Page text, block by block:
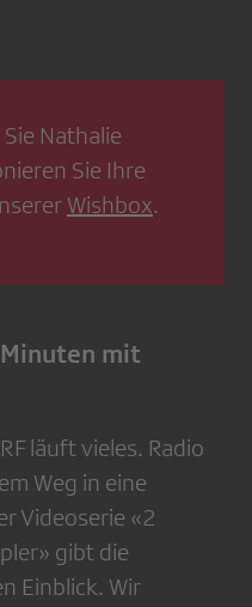
Nathalie
Sie Ihre
Wishbox.
mit
läuft vieles. Radio
Weg in eine
Videoserie «2
gibt die
Einblick. Wir